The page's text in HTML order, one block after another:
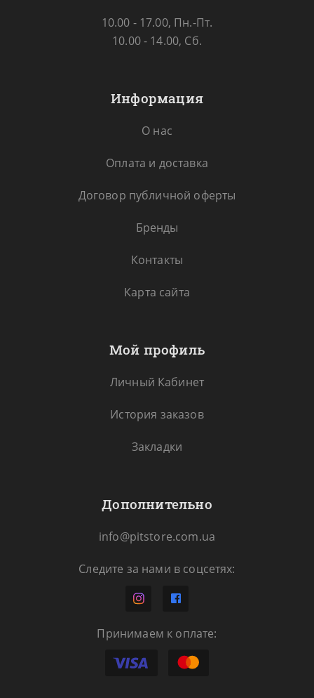
10.00 - 17.00, Пн.-Пт.
10.00 - 14.00, Сб.
Информация
О нас
Оплата и доставка
Договор публичной оферты
Бренды
Контакты
Карта сайта
Мой профиль
Личный Кабинет
История заказов
Закладки
Дополнительно
info@pitstore.com.ua
Следите за нами в соцсетях:
Принимаем к оплате: